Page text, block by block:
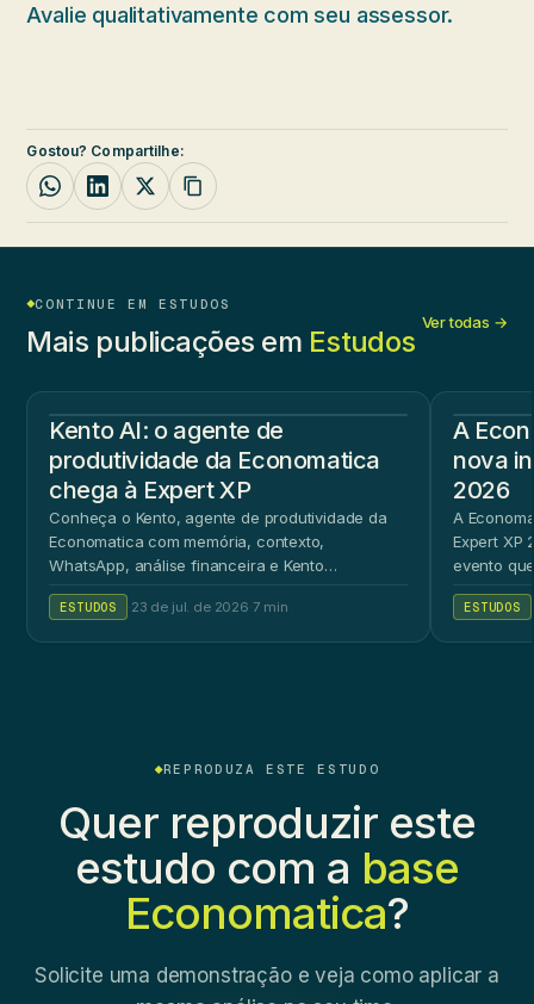
Avalie qualitativamente com seu assessor.
Gostou? Compartilhe:
CONTINUE EM ESTUDOS
Mais publicações em Estudos
Ver todas →
Kento AI: o agente de
produtividade da Economatica
chega à Expert XP
Conheça o Kento, agente de produtividade da
Economatica com memória, contexto,
WhatsApp, análise financeira e Kento
ESTUDOS 23 de jul. de 2026 7 min
A
nova
2026
A
Expert XP
evento
ESTUDOS
REPRODUZA ESTE ESTUDO
Quer reproduzir este
estudo com a base
Economatica?
Solicite uma demonstração e veja como aplicar a